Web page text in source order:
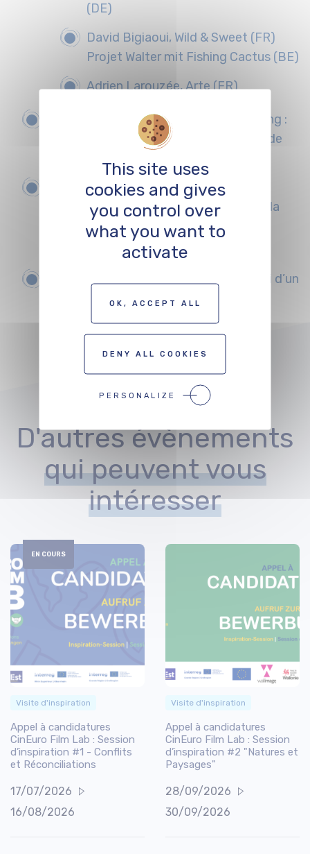
(DE)
David Bigiaoui, Wild & Sweet (FR)
Projet Walter mit Fishing Cactus (BE)
Adrien Larouzée, Arte (FR)
:Keynote
Green Gaming :
Comment développer des jeux vidéos de
17h30 – 18h00: KeynoteLe nouveau
crédit d’impôt belge et son impact sur la
coproduction
Par Jean Greban, Coordinateur Walga
: Le programme sera suivi d’un
moment convivial.
D'autres évènements
qui peuvent vous
intéresser
EN COURS
Visite d'inspiration
Appel à candidatures
CinEuro Film Lab : Session
d’inspiration #1 - Conflits
et Réconciliations
17/07/2026
16/08/2026
Visite d'inspiration
Appel à candidatures
CinEuro Film Lab : Session
d’inspiration #2 "Natures et
Paysages"
28/09/2026
30/09/2026
This site uses
cookies and gives
you control over
what you want to
activate
OK, ACCEPT ALL
DENY ALL COOKIES
PERSONALIZE